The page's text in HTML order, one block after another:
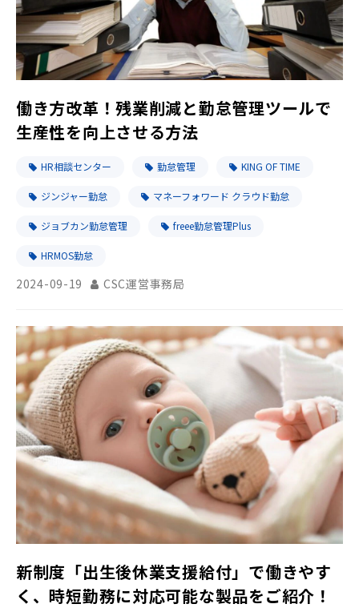
働き方改革！残業削減と勤怠管理ツールで
生産性を向上させる方法
HR相談センター 勤怠管理 KING OF TIME
ジンジャー勤怠 マネーフォワード クラウド勤怠
ジョブカン勤怠管理 freee勤怠管理Plus
HRMOS勤怠
2024-09-19 CSC運営事務局
新制度「出生後休業支援給付」で働きやす
く、時短勤務に対応可能な製品をご紹介！